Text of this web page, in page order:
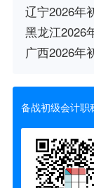
辽宁2026年
黑龙江2026
广西2026年
备战初级会计职